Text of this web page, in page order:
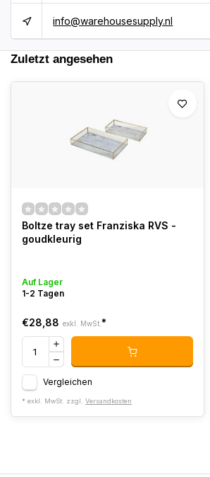
info@warehousesupply.nl
Zuletzt angesehen
Boltze tray set Franziska RVS -
goudkleurig
Auf Lager
1-2 Tagen
€28,88 exkl. MwSt. *
Vergleichen
* exkl. MwSt. zzgl. Versandkosten